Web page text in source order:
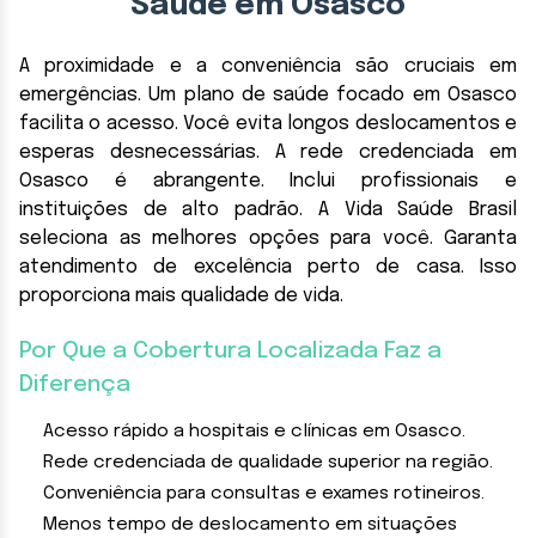
A proximidade e a conveniência são cruciais em
emergências. Um plano de saúde focado em Osasco
facilita o acesso. Você evita longos deslocamentos e
esperas desnecessárias. A rede credenciada em
Osasco é abrangente. Inclui profissionais e
instituições de alto padrão. A Vida Saúde Brasil
seleciona as melhores opções para você. Garanta
atendimento de excelência perto de casa. Isso
proporciona mais qualidade de vida.
Por Que a Cobertura Localizada Faz a
Diferença
Acesso rápido a hospitais e clínicas em Osasco.
Rede credenciada de qualidade superior na região.
Conveniência para consultas e exames rotineiros.
Menos tempo de deslocamento em situações